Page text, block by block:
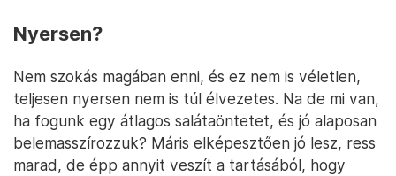
Nyersen?
Nem szokás magában enni, és ez nem is véletlen,
teljesen nyersen nem is túl élvezetes. Na de mi van,
ha fogunk egy átlagos salátaöntetet, és jó alaposan
belemasszírozzuk? Máris elképesztően jó lesz, ress
marad, de épp annyit veszít a tartásából, hogy